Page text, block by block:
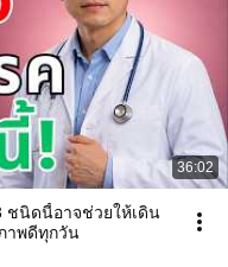
36:02
ชนิดนี้อาจช่วยให้เดิน
าพดีทุกวัน